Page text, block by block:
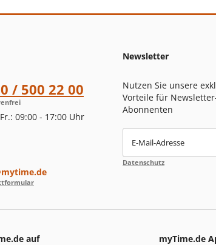
/ 500 22 00
09:00 - 17:00 Uhr
Newsletter
Nutzen Sie unsere
Vorteile für
Abonnenten
E-Mail-Adresse
Datenschutz
auf myTime.de